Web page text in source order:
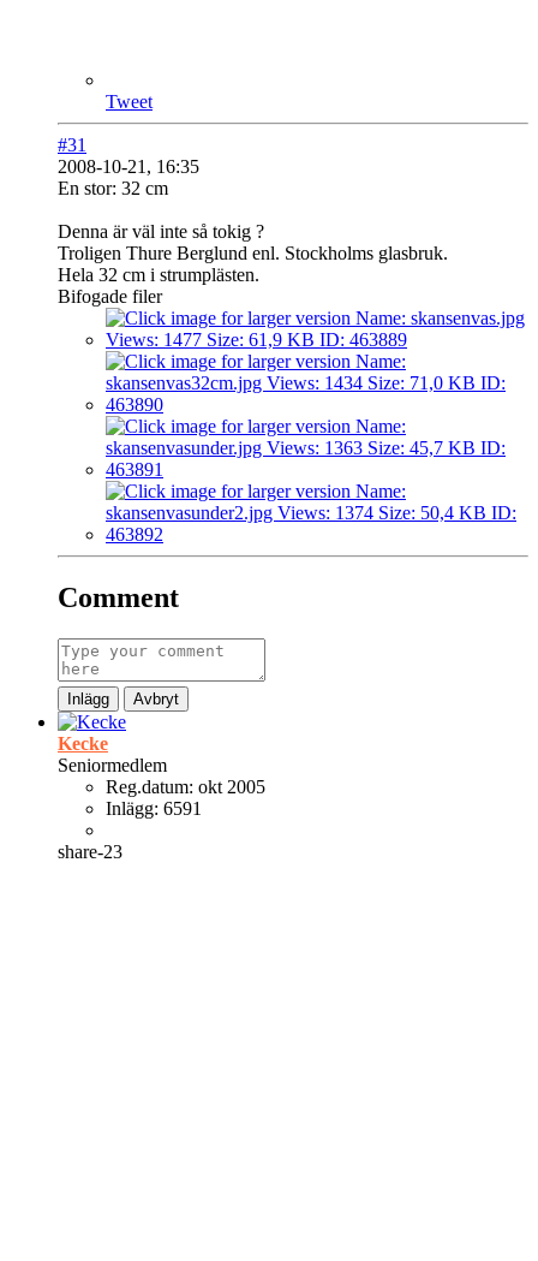
Tweet
#31
2008-10-21, 16:35
En stor: 32 cm
Denna är väl inte så tokig ?
Troligen Thure Berglund enl. Stockholms glasbruk.
Hela 32 cm i strumplästen.
Bifogade filer
Comment
Inlägg Avbryt
Kecke
Seniormedlem
Reg.datum: okt 2005
Inlägg: 6591
share-23